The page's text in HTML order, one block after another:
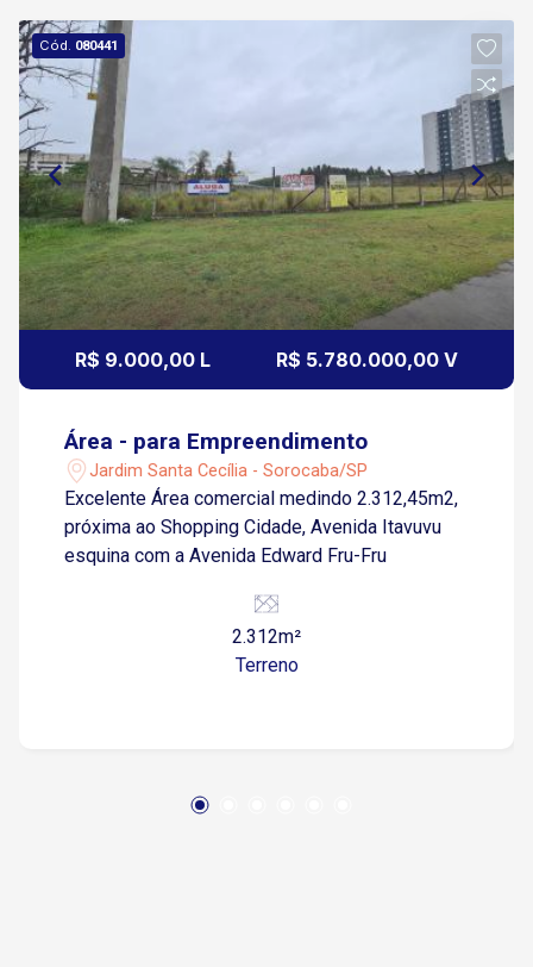
Cód. 080441
R$ 9.000,00 L R$ 5.780.000,00 V
Área - para Empreendimento
Jardim Santa Cecília - Sorocaba/SP
Excelente Área comercial medindo 2.312,45m2,
próxima ao Shopping Cidade, Avenida Itavuvu
esquina com a Avenida Edward Fru-Fru
2.312m²
Terreno